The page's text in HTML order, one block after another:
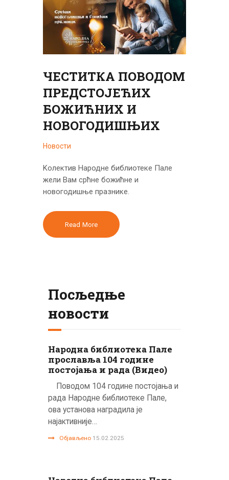
ЧЕСТИТКА ПОВОДОМ
ПРЕДСТОЈЕЋИХ
БОЖИЋНИХ И
НОВОГОДИШЊИХ
Новости
Kолектив Народне библиотеке Пале
жели Вам срћне божићне и
новогодишње празнике.
Read More
Посљедње
новости
Народна библиотека Пале
прославља 104 године
постојања и рада (Видео)
Поводом 104 године постојања и
рада Народне библиотеке Пале,
ова установа наградила је
најактивније…
Објављено 15.02.2025